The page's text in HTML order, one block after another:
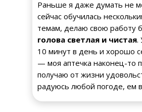
Раньше я даже думать не
сейчас обучилась
темам, делаю свою работу
голова светлая и чистая.
10 минут в день и хорошо
— моя аптечка наконец-то
получаю от жизни
радуюсь любой погоде, ем